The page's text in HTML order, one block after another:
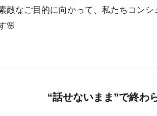
敵なご目的に向かって、私たちコン
🌸
“話せないまま”で終わ